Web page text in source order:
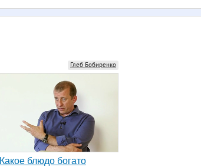
Глеб Бобиренко
Какое блюдо богато